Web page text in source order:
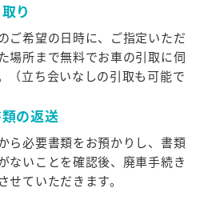
り
ご希望の日時に、ご指定いただ
場所まで無料でお車の引取に伺
（立ち会いなしの引取も可能で
の返送
ら必要書類をお預かりし、書類
ないことを確認後、廃車手続き
せていただきます。